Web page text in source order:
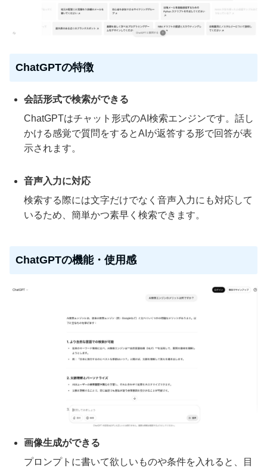
ChatGPTの特徴
会話形式で検索ができる
ChatGPTはチャット形式のAI検索エンジンです。話し
かける感覚で質問をするとAIが返答する形で回答が表
示されます。
音声入力に対応
検索する際には文字だけでなく音声入力にも対応して
いるため、簡単かつ素早く検索できます。
ChatGPTの機能・使用感
画像生成ができる
プロンプトに書いて欲しいものや条件を入れると、目